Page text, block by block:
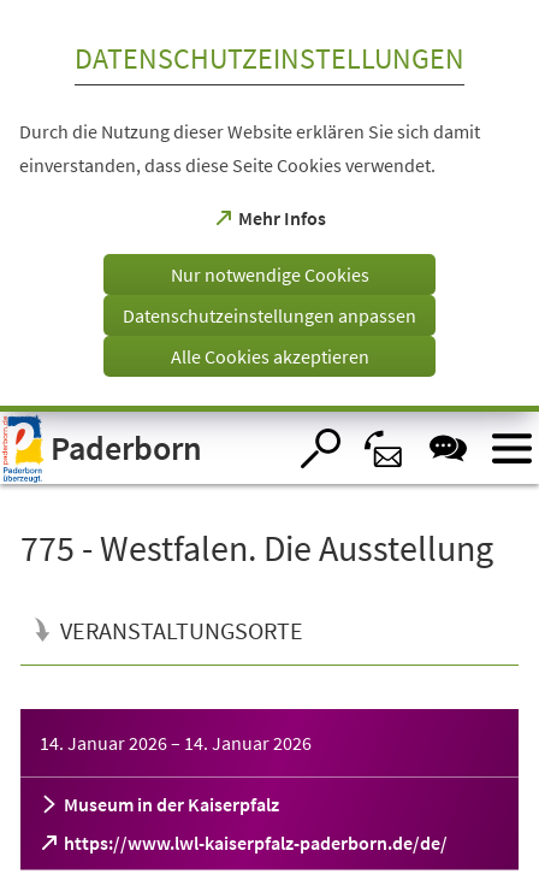
Visuelle
Assistenzsoftware
öffnen.
DATENSCHUTZEINSTELLUNGEN
Durch die Nutzung dieser Website erklären Sie sich damit
einverstanden, dass diese Seite Cookies verwendet.
Mehr Infos
(Öffnet
einem
Tab)
Nur notwendige Cookies
Datenschutzeinstellungen anpassen
Alle Cookies akzeptieren
Paderborn
775 - Westfalen. Die Ausstellung
VERANSTALTUNGSORTE
14. Januar 2026– 14. Januar 2026
Museum in der Kaiserpfalz
https://www.lwl-kaiserpfalz-paderborn.de/de/
(Öffnet
in